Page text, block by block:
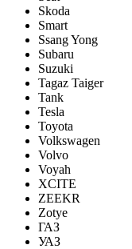
Skoda
Smart
Ssang Yong
Subaru
Suzuki
Tagaz Taiger
Tank
Tesla
Toyota
Volkswagen
Volvo
Voyah
XCITE
ZEEKR
Zotye
ГАЗ
УАЗ